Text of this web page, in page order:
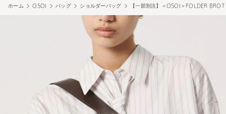
ホーム OSOI バッグ ショルダーバッグ 【一部別注】＜OSOI＞FOLDER BROT